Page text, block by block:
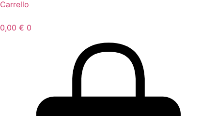
Carrello
0,00 € 0